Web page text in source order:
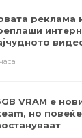
реклама
VRAM е
но